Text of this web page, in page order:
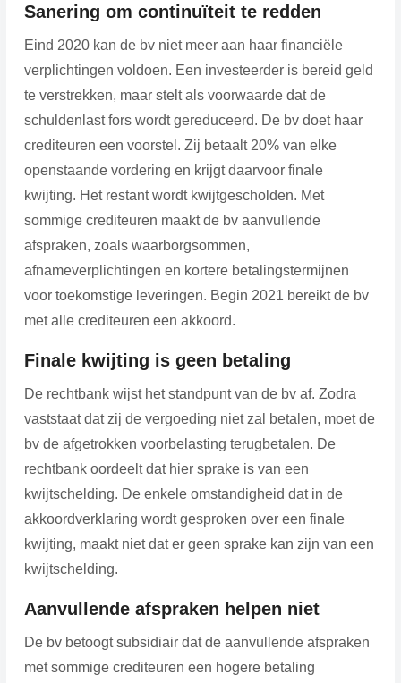
Sanering om continuïteit te redden
Eind 2020 kan de bv niet meer aan haar financiële
verplichtingen voldoen. Een investeerder is bereid geld
te verstrekken, maar stelt als voorwaarde dat de
schuldenlast fors wordt gereduceerd. De bv doet haar
crediteuren een voorstel. Zij betaalt 20% van elke
openstaande vordering en krijgt daarvoor finale
kwijting. Het restant wordt kwijtgescholden. Met
sommige crediteuren maakt de bv aanvullende
afspraken, zoals waarborgsommen,
afnameverplichtingen en kortere betalingstermijnen
voor toekomstige leveringen. Begin 2021 bereikt de bv
met alle crediteuren een akkoord.
Finale kwijting is geen betaling
De rechtbank wijst het standpunt van de bv af. Zodra
vaststaat dat zij de vergoeding niet zal betalen, moet de
bv de afgetrokken voorbelasting terugbetalen. De
rechtbank oordeelt dat hier sprake is van een
kwijtschelding. De enkele omstandigheid dat in de
akkoordverklaring wordt gesproken over een finale
kwijting, maakt niet dat er geen sprake kan zijn van een
kwijtschelding.
Aanvullende afspraken helpen niet
De bv betoogt subsidiair dat de aanvullende afspraken
met sommige crediteuren een hogere betaling